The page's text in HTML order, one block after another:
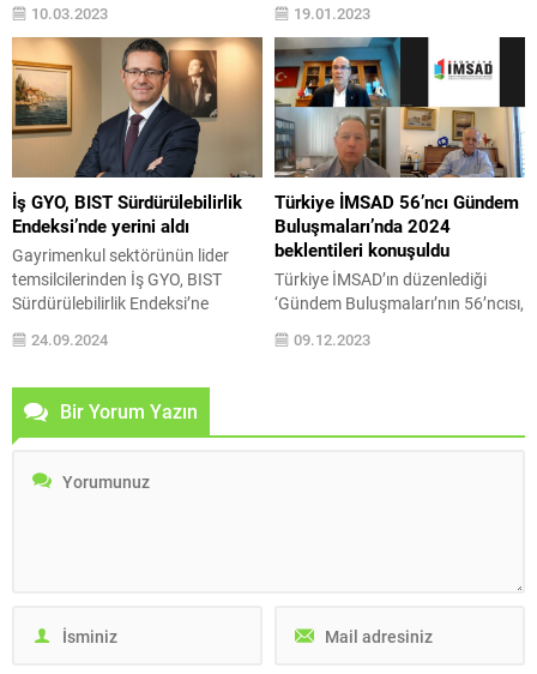
Endeksa, Şubat ayında yaşanan
deprem felaketi sonrası İstanbul
ilçelerinde kiralık konut piyasasını
inceledi. Çalışmaya göre Şubat
ayında İstanbul genelinde konut
kiraları %6,6, kiralanmayı bekleyen
konut stoku ise %5 artış gösterdi.
İstanbul genelinde ortalama
metrekare kira 124 TL olurken...
10.03.2023
açıkladı. GYODER Yönetim Kurulu
Başkanı Mehmet Kalyoncu, hem
akıllı, hem de vicdanlı şehirlere
ihtiyaç olduğunu vurguladı.
Kalyoncu, GYODER’in yeni
hedefinin; 4 T vizyonundan
beslenen bir kentsel kalkınma
olduğunu belirtti. Toplantıda,
GYODER’in geliştirdiği “Yeni Pazar
Yeri” ile güvenilir alım...
19.01.2023
İş GYO, BIST Sürdürülebilirlik
Endeksi’nde yerini aldı
Gayrimenkul sektörünün lider
temsilcilerinden İş GYO, BIST
Sürdürülebilirlik Endeksi’ne
katılmaya hak kazandı. Şirketlerin
sürdürülebilirlik çalışmalarının
endeksin yeni üyesi olmaktan
büyük bir gurur ve mutluluk
duyduklarını belirten İş GYO Genel
Müdürü Barlas Ülkü, “25’inci
yılımızı bu önemli gelişmeyle
24.09.2024
Türkiye İMSAD 56’ncı Gündem
Buluşmaları’nda 2024
beklentileri konuşuldu
Türkiye İMSAD’ın düzenlediği
‘Gündem Buluşmaları’nın 56’ncısı,
‘2023 Değerlendirmesi-2024
Beklentileri’ başlığı altında online
edebilir fiyatlarla sunması, ülke...
09.12.2023
Bir Yorum Yazın